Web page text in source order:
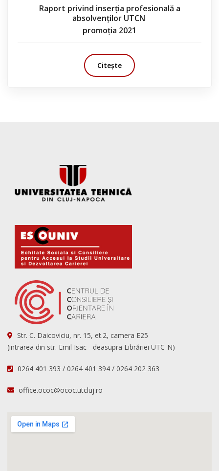
Raport privind inserția profesională a
absolvenților UTCN
promoția 2021
Citește
Str. C. Daicoviciu, nr. 15, et.2, camera E25
(intrarea din str. Emil Isac - deasupra Librăriei UTC-N)
0264 401 393 / 0264 401 394 / 0264 202 363
office.ococ@ococ.utcluj.ro